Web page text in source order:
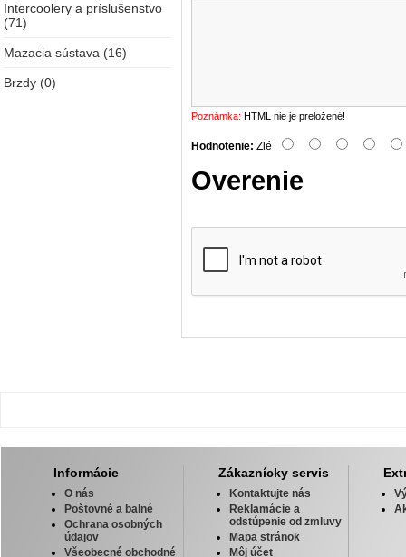
Intercoolery a príslušenstvo
(71)
Mazacia sústava (16)
Brzdy (0)
Poznámka: HTML nie je preložené!
Hodnotenie: Zlé
Overenie
Informácie
O nás
Poštovné a balné
Ochrana osobných
údajov
Všeobecné obchodné
Zákaznícky servis
Kontaktujte nás
Reklamácie a
odstúpenie od zmluvy
Mapa stránok
Môj účet